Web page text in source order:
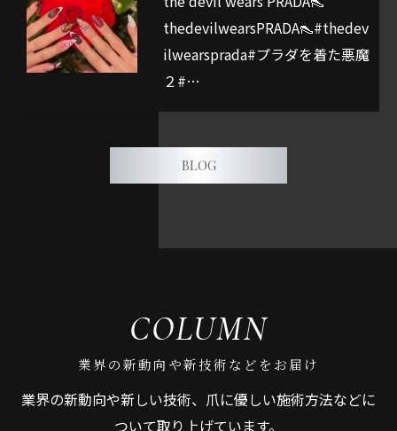
thedevilwearsPRADA👠#thedev
ilwearsprada#プラダを着た悪魔
２#…
BLOG
業界の新動向や新技術などをお届け
COLUMN
業界の新動向や新しい技術、爪に優しい施術方法などに
ついて取り上げています。